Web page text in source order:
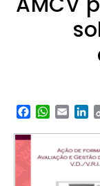
FacebookEmail